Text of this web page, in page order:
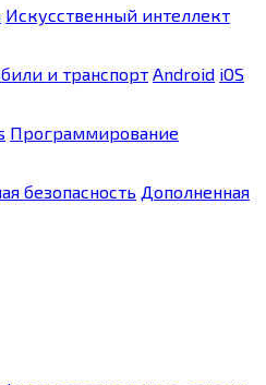
Искусственный интеллект
и транспорт Android iOS
Программирование
безопасность Дополненная